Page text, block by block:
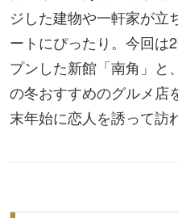
ジした建物や一軒家が立
ートにぴったり。今回は
プンした新館「南角」と
の冬おすすめのグルメ店
末年始に恋人を誘って訪